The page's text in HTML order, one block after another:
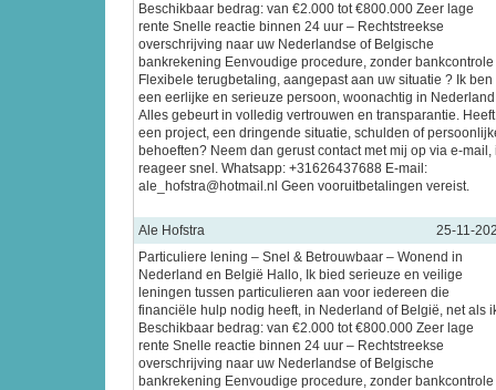
Beschikbaar bedrag: van €2.000 tot €800.000 Zeer lage
rente Snelle reactie binnen 24 uur – Rechtstreekse
overschrijving naar uw Nederlandse of Belgische
bankrekening Eenvoudige procedure, zonder bankcontrole
Flexibele terugbetaling, aangepast aan uw situatie ? Ik ben
een eerlijke en serieuze persoon, woonachtig in
Alles gebeurt in volledig vertrouwen en transparantie.
een project, een dringende situatie, schulden of
behoeften? Neem dan gerust contact met mij op via e-mail,
reageer snel. Whatsapp: +31626437688 E-mail:
ale_hofstra@hotmail.nl Geen vooruitbetalingen vereist.
Ale Hofstra
25-11-
Particuliere lening – Snel & Betrouwbaar – Wonend in
Nederland en België Hallo, Ik bied serieuze en veilige
leningen tussen particulieren aan voor iedereen die
financiële hulp nodig heeft, in Nederland of België, net als
Beschikbaar bedrag: van €2.000 tot €800.000 Zeer lage
rente Snelle reactie binnen 24 uur – Rechtstreekse
overschrijving naar uw Nederlandse of Belgische
bankrekening Eenvoudige procedure, zonder bankcontrole